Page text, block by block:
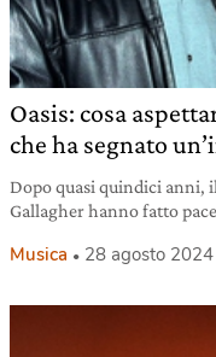
Oasis: cosa
che ha segnato
Dopo quasi quindici anni,
Gallagher hanno fatto
Musica 28 agosto 2024